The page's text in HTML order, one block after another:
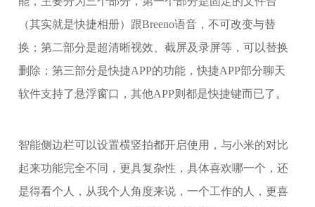
（其实就是快捷相册）跟Breeno语音，不可改变与替
换；第二部分是超清晰视效、截屏及录屏等，可以替换
删除；第三部分是快捷APP的功能，快捷APP部分聊天
软件支持了悬浮窗口，其他APP则都是快捷键而已了。
智能侧边栏可以设置横竖拍都开启使用，与小米的对比
起来功能完全不同，更具复杂性，具体喜欢哪一个，还
是得看个人，从我个人角度来说，一个工作的人，更喜